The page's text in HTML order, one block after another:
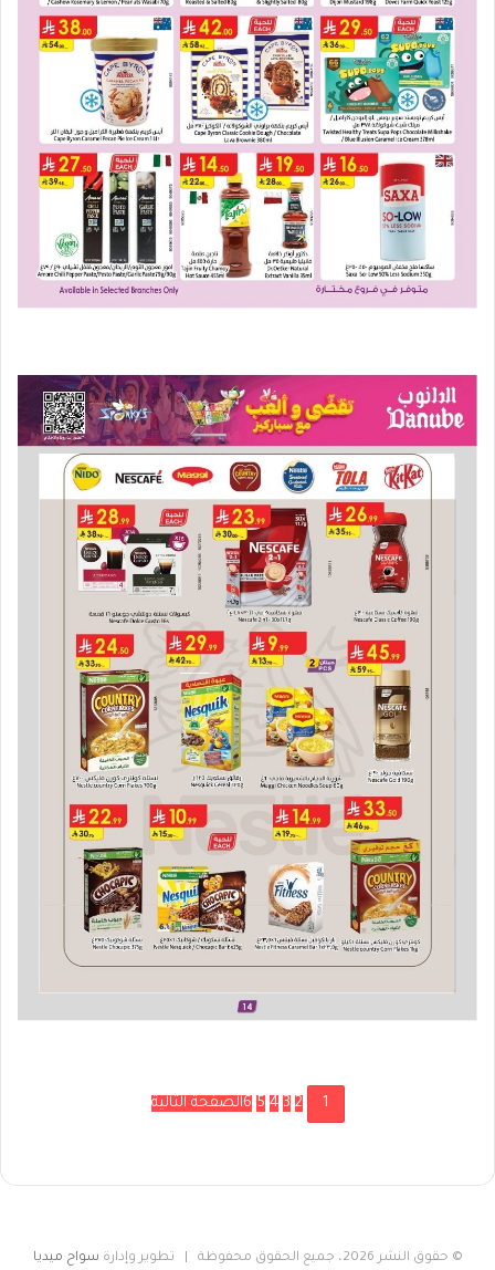
1
2
3
4
5
6الصفحة التالية
© حقوق النشر 2026، جميع الحقوق محفوظة | تطوير وإدارة سواح ميديا